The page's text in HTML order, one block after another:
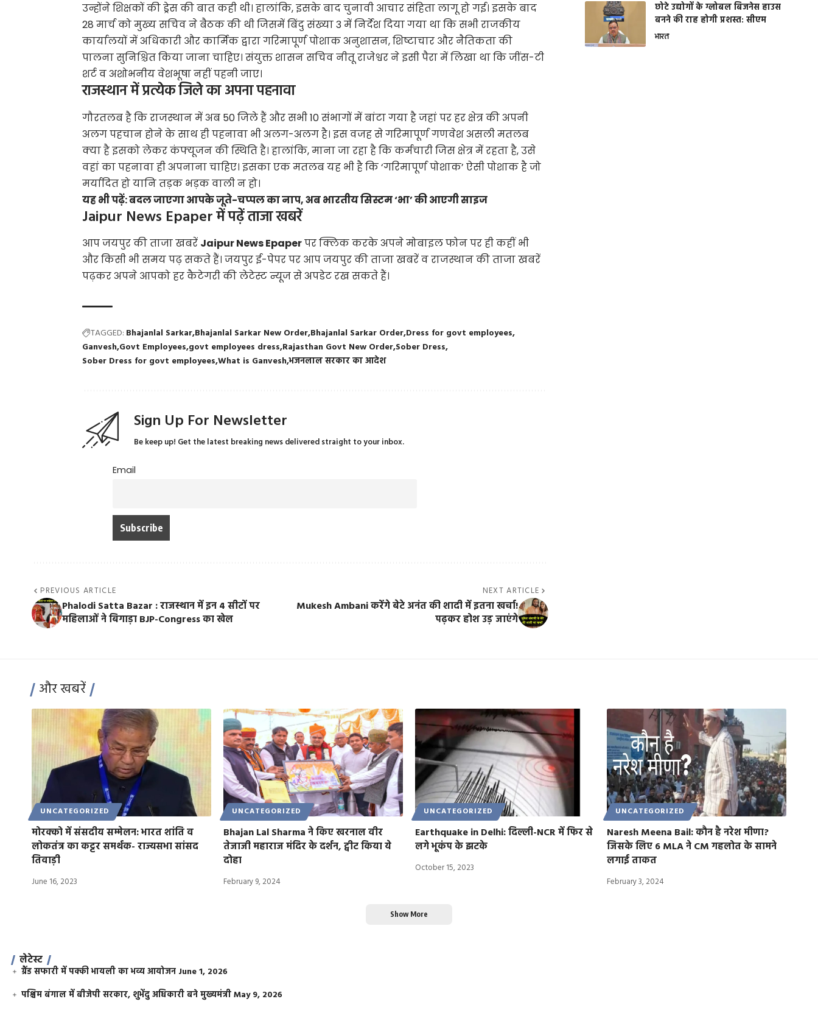
उन्होंने शिक्षकों की ड्रेस की बात कही थी। हालांकि, इसके बाद चुनावी आचार संहिता लागू हो गई। इसके बाद
28 मार्च को मुख्य सचिव ने बैठक की थी जिसमें बिंदु संख्या 3 में निर्देश दिया गया था कि सभी राजकीय
कार्यालयों में अधिकारी और कार्मिक द्वारा गरिमापूर्ण पोशाक अनुशासन, शिष्टाचार और नैतिकता की
पालना सुनिश्चित किया जाना चाहिए। संयुक्त शासन सचिव नीतू राजेश्वर ने इसी पैरा में लिखा था कि जींस-टी
शर्ट व अशोभनीय वेशभूषा नहीं पहनी जाए।
राजस्थान में प्रत्येक जिले का अपना पहनावा
गौरतलब है कि राजस्थान में अब 50 जिले हैं और सभी 10 संभागों में बांटा गया है जहां पर हर क्षेत्र की अपनी
अलग पहचान होने के साथ ही पहनावा भी अलग-अलग है। इस वजह से गरिमापूर्ण गणवेश असली मतलब
क्या है इसको लेकर कंफ्यूजन की स्थिति है। हालांकि, माना जा रहा है कि कर्मचारी जिस क्षेत्र में रहता है, उसे
वहां का पहनावा ही अपनाना चाहिए। इसका एक मतलब यह भी है कि ‘गरिमापूर्ण पोशाक’ ऐसी पोशाक है जो
मर्यादित हो यानि तड़क भड़क वाली न हो।
यह भी पढ़ें:बदल जाएगा आपके जूते-चप्पल का नाप, अब भारतीय सिस्टम ‘भा’ की आएगी साइज
Jaipur News Epaper में पढ़ें ताजा खबरें
आप जयपुर की ताजा खबरें Jaipur News Epaperपर क्लिक करके अपने मोबाइल फोन पर ही कहीं भी
और किसी भी समय पढ़ सकते हैं। जयपुर ई-पेपर पर आप जयपुर की ताजा खबरें व राजस्थान की ताजा खबरें
पढ़कर अपने आपको हर कैटेगरी की लेटेस्ट न्यूज से अपडेट रख सकते हैं।
TAGGED: Bhajanlal Sarkar Bhajanlal Sarkar New Order Bhajanlal Sarkar Order Dress for govt employees
Ganvesh Govt Employees govt employees dress Rajasthan Govt New Order Sober Dress
Sober Dress for govt employeesWhat is Ganveshभजनलाल सरकार का आदेश
Sign Up For Newsletter
Be keep up! Get the latest breaking news delivered straight to your inbox.
Email
PREVIOUS ARTICLE
Phalodi Satta Bazar : राजस्थान में इन 4 सीटों पर
महिलाओं ने बिगाड़ा BJP-Congress का खेल
NEXT ARTICLE
Mukesh Ambani करेंगे बेटे अनंत की शादी में इतना खर्चा!
पढ़कर होश उड़ जाएंगे
छोटे उद्योगों के ग्लोबल बिजनेस हाउस
बनने की राह होगी प्रशस्त: सीएम
भारत
और खबरें
UNCATEGORIZED
मोरक्को में संसदीय सम्मेलन: भारत शांति व
लोकतंत्र का कट्टर समर्थक- राज्यसभा सांसद
तिवाड़ी
June 16, 2023
UNCATEGORIZED
Bhajan Lal Sharma ने किए खरनाल वीर
तेजाजी महाराज मंदिर के दर्शन, ट्वीट किया ये
दोहा
February 9, 2024
UNCATEGORIZED
Earthquake in Delhi: दिल्ली-NCR में फिर से
लगे भूकंप के झटके
October 15, 2023
UNCATEGORIZED
Naresh Meena Bail: कौन है नरेश मीणा?
जिसके लिए 6 MLA ने CM गहलोत के सामने
लगाई ताकत
February 3, 2024
Show More
लेटेस्ट
ग्रैंड सफारी में पक्की भायली का भव्य आयोजन June 1, 2026
पश्चिम बंगाल में बीजेपी सरकार, शुभेंदु अधिकारी बने मुख्यमंत्रीMay 9, 2026